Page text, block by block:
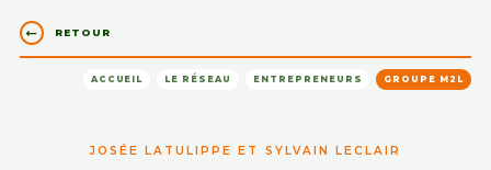
RETOUR
ACCUEIL LE RÉSEAU ENTREPRENEURS GROUPE M2L
JOSÉE LATULIPPE ET SYLVAIN LECLAIR